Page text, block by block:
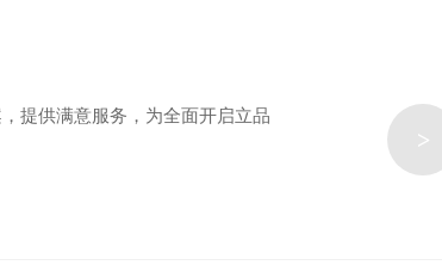
提供满意服务，为全面开启立品
>